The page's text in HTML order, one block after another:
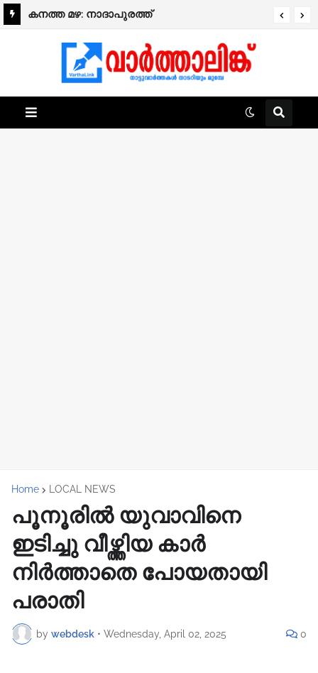
കനത്ത മഴ: നാദാപുരത്ത്
തകർന്നുവീണു.
Home LOCAL NEWS
പൂനൂരിൽ യുവാവിനെ
ഇടിച്ചു വീഴ്ത്തിയ കാർ
നിർത്താതെ പോയതായി
പരാതി
by webdesk • Wednesday, April 02, 2025 0